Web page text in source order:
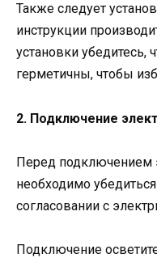
Также следует
инструкции
установки убедитесь,
герметичны, чтобы
2. Подключение
Перед подключением
необходимо
согласовании с
Подключение